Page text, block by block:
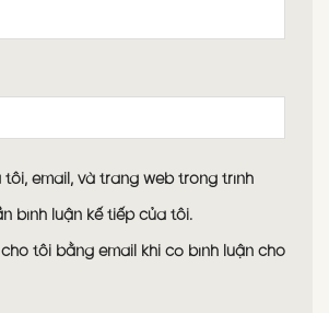
tôi, email, và trang web trong trình
bình luận kế tiếp của tôi.
tôi bằng email khi có bình luận cho